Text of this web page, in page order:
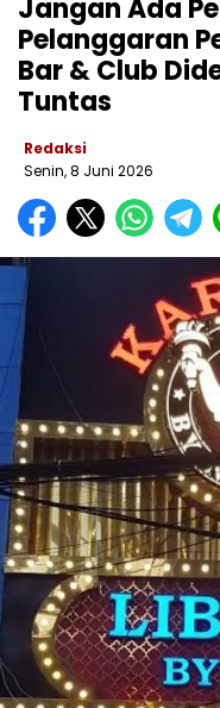
Jangan Ada
Pelanggaran
Bar & Club
Tuntas
Redaksi
Senin, 8 Juni 2026